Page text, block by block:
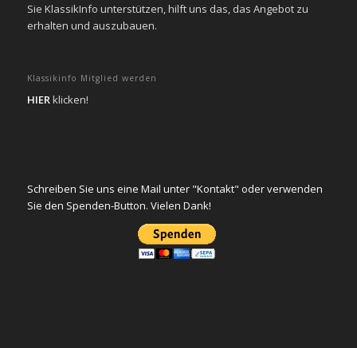
Sie KlassikInfo unterstützen, hilft uns das, das Angebot zu
erhalten und auszubauen.
Klassikinfo Mitglied werden
HIERklicken!
Schreiben Sie uns eine Mail unter "Kontakt" oder verwenden
Sie den Spenden-Button. Vielen Dank!